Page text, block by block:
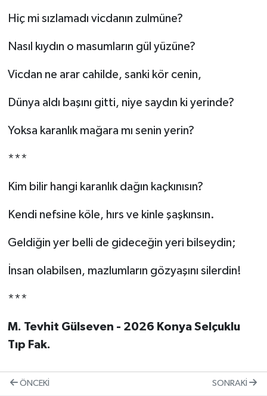
Hiç mi sızlamadı vicdanın zulmüne?
Nasıl kıydın o masumların gül yüzüne?
Vicdan ne arar cahilde, sanki kör cenin,
Dünya aldı başını gitti, niye saydın ki yerinde?
Yoksa karanlık mağara mı senin yerin?
***
Kim bilir hangi karanlık dağın kaçkınısın?
Kendi nefsine köle, hırs ve kinle şaşkınsın.
Geldiğin yer belli de gideceğin yeri bilseydin;
İnsan olabilsen, mazlumların gözyaşını silerdin!
***
M. Tevhit Gülseven - 2026 Konya Selçuklu
Tıp Fak.
ÖNCEKI SONRAKI